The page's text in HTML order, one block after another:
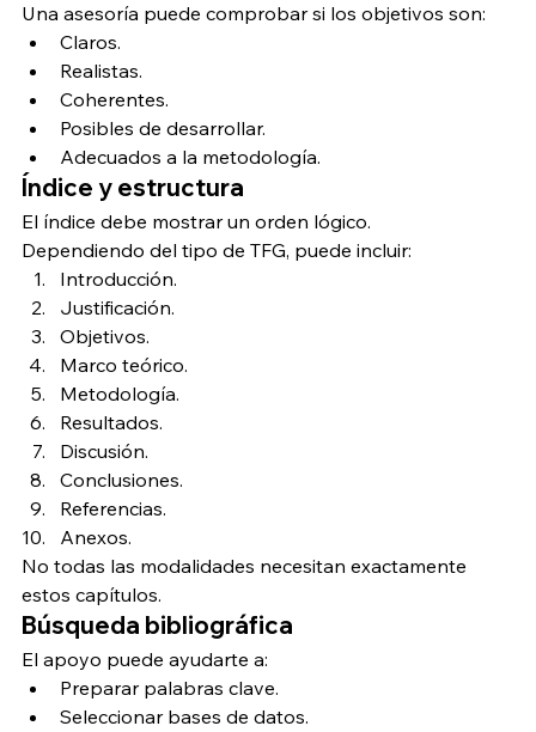
Una asesoría puede comprobar si los objetivos son:
Claros.
Realistas.
Coherentes.
Posibles de desarrollar.
Adecuados a la metodología.
Índice y estructura
El índice debe mostrar un orden lógico.
Dependiendo del tipo de TFG, puede incluir:
Introducción.
Justificación.
Objetivos.
Marco teórico.
Metodología.
Resultados.
Discusión.
Conclusiones.
Referencias.
Anexos.
No todas las modalidades necesitan exactamente
estos capítulos.
Búsqueda bibliográfica
El apoyo puede ayudarte a:
Preparar palabras clave.
Seleccionar bases de datos.